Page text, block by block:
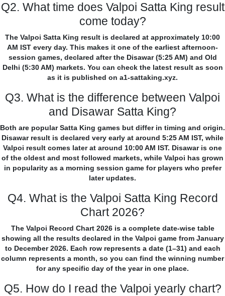
Q2. What time does Valpoi Satta King result
come today?
The Valpoi Satta King result is declared at approximately 10:00
AM IST every day. This makes it one of the earliest afternoon-
session games, declared after the Disawar (5:25 AM) and Old
Delhi (5:30 AM) markets. You can check the latest result as soon
as it is published on a1-sattaking.xyz.
Q3. What is the difference between Valpoi
and Disawar Satta King?
Both are popular Satta King games but differ in timing and origin.
Disawar result is declared very early at around 5:25 AM IST, while
Valpoi result comes later at around 10:00 AM IST. Disawar is one
of the oldest and most followed markets, while Valpoi has grown
in popularity as a morning session game for players who prefer
later updates.
Q4. What is the Valpoi Satta King Record
Chart 2026?
The Valpoi Record Chart 2026 is a complete date-wise table
showing all the results declared in the Valpoi game from January
to December 2026. Each row represents a date (1–31) and each
column represents a month, so you can find the winning number
for any specific day of the year in one place.
Q5. How do I read the Valpoi yearly chart?